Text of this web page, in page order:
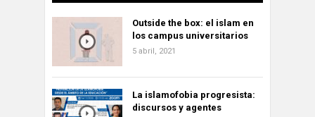
Outside the box: el islam en
los campus universitarios
5 abril, 2021
La islamofobia progresista:
discursos y agentes